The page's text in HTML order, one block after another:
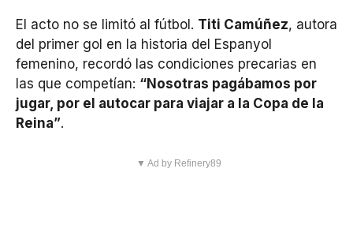
El acto no se limitó al fútbol. Titi Camúñez, autora
del primer gol en la historia del Espanyol
femenino, recordó las condiciones precarias en
las que competían: “Nosotras pagábamos por
jugar, por el autocar para viajar a la Copa de la
Reina”.
▼ Ad by Refinery89